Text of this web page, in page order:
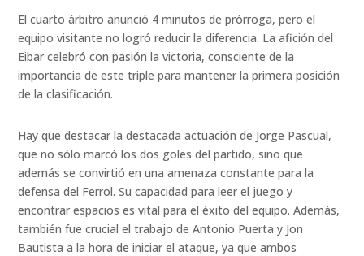
El cuarto árbitro anunció 4 minutos de prórroga, pero el
equipo visitante no logró reducir la diferencia. La afición del
Eibar celebró con pasión la victoria, consciente de la
importancia de este triple para mantener la primera posición
de la clasificación.
Hay que destacar la destacada actuación de Jorge Pascual,
que no sólo marcó los dos goles del partido, sino que
además se convirtió en una amenaza constante para la
defensa del Ferrol. Su capacidad para leer el juego y
encontrar espacios es vital para el éxito del equipo. Además,
también fue crucial el trabajo de Antonio Puerta y Jon
Bautista a la hora de iniciar el ataque, ya que ambos